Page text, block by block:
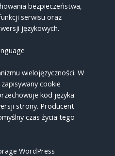
bezpieczeństwa,
serwisu oraz
językowych.
wielojęzyczności. W
cookie
kod języka
strony. Producent
czas życia tego
WordPress